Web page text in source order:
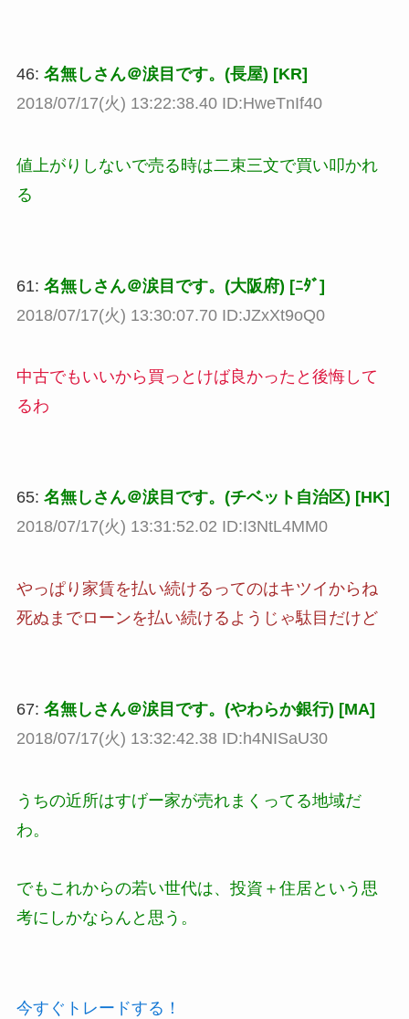
46: 名無しさん＠涙目です。(長屋) [KR]
2018/07/17(火) 13:22:38.40 ID:HweTnIf40
値上がりしないで売る時は二束三文で買い叩かれ
る
61: 名無しさん＠涙目です。(大阪府) [ﾆﾀﾞ]
2018/07/17(火) 13:30:07.70 ID:JZxXt9oQ0
中古でもいいから買っとけば良かったと後悔して
るわ
65: 名無しさん＠涙目です。(チベット自治区) [HK]
2018/07/17(火) 13:31:52.02 ID:I3NtL4MM0
やっぱり家賃を払い続けるってのはキツイからね
死ぬまでローンを払い続けるようじゃ駄目だけど
67: 名無しさん＠涙目です。(やわらか銀行) [MA]
2018/07/17(火) 13:32:42.38 ID:h4NISaU30
うちの近所はすげー家が売れまくってる地域だ
わ。
でもこれからの若い世代は、投資＋住居という思
考にしかならんと思う。
今すぐトレードする！